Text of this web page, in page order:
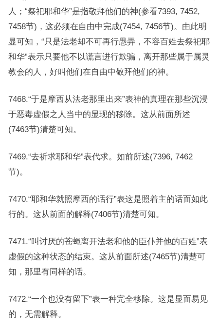
人；“祭祀耶和华”是指敬拜他们的神(参看7393, 7452,
7458节)，这必须在自由中完成(7454, 7456节)。由此明
显可知，“只是法老却不可再行愚弄，不容百姓去祭祀耶
和华”表示只要他不以谎言进行欺骗，离开那些属于属灵
教会的人，好叫他们在自由中敬拜他们的神。
7468.“于是摩西从法老那里出来”表神的真理在那些沉浸
于恶毒虚假之人当中的显现的移除。这从前面所述
(7463节)清楚可知。
7469.“去祈求耶和华”表代求。如前所述(7396, 7462
节)。
7470.“耶和华就照摩西的话行”表这是照着主的话而如此
行的。这从前面的解释(7406节)清楚可知。
7471.“叫讨厌的苍蝇离开法老和他的臣仆并他的百姓”表
虚假的这种状态的结束。这从前面所述(7465节)清楚可
知，那里有同样的话。
7472.“一个也没有留下”表一种完全移除。这是显而易见
的，无需解释。